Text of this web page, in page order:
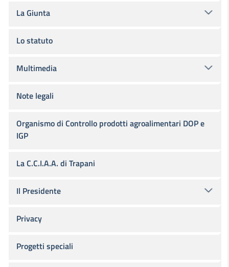
La Giunta
Lo statuto
Multimedia
Note legali
Organismo di Controllo prodotti agroalimentari DOP e
IGP
La C.C.I.A.A. di Trapani
Il Presidente
Privacy
Progetti speciali